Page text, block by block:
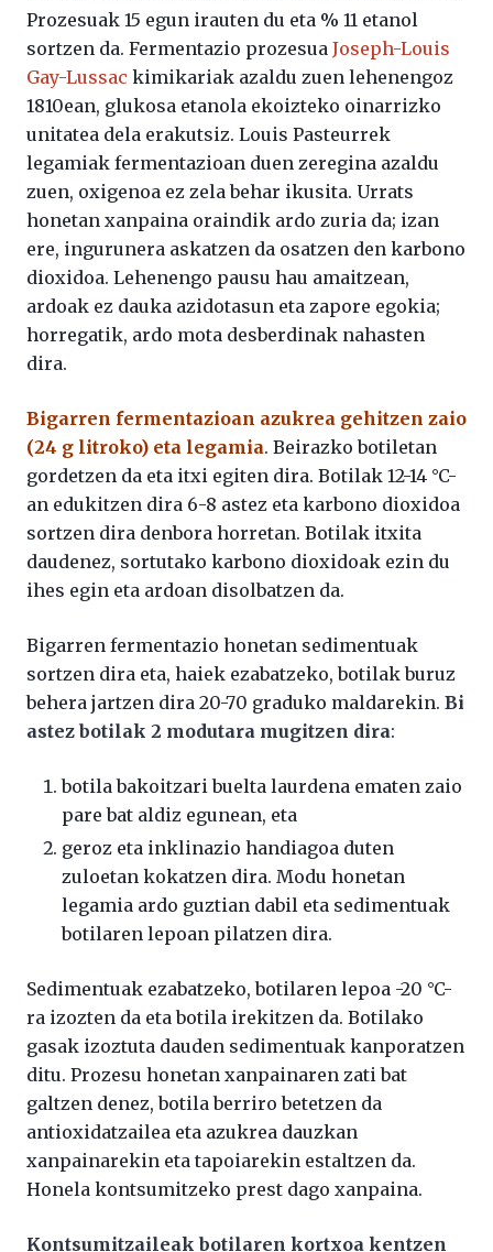
Prozesuak 15 egun irauten du eta % 11 etanol
sortzen da. Fermentazio prozesua Joseph-Louis
Gay-Lussac kimikariak azaldu zuen lehenengoz
1810ean, glukosa etanola ekoizteko oinarrizko
unitatea dela erakutsiz. Louis Pasteurrek
legamiak fermentazioan duen zeregina azaldu
zuen, oxigenoa ez zela behar ikusita. Urrats
honetan xanpaina oraindik ardo zuria da; izan
ere, ingurunera askatzen da osatzen den karbono
dioxidoa. Lehenengo pausu hau amaitzean,
ardoak ez dauka azidotasun eta zapore egokia;
horregatik, ardo mota desberdinak nahasten
dira.
Bigarren fermentazioan azukrea gehitzen zaio
(24 g litroko) eta legamia. Beirazko botiletan
gordetzen da eta itxi egiten dira. Botilak 12-14 °C-
an edukitzen dira 6-8 astez eta karbono dioxidoa
sortzen dira denbora horretan. Botilak itxita
daudenez, sortutako karbono dioxidoak ezin du
ihes egin eta ardoan disolbatzen da.
Bigarren fermentazio honetan sedimentuak
sortzen dira eta, haiek ezabatzeko, botilak buruz
behera jartzen dira 20-70 graduko maldarekin. Bi
astez botilak 2 modutara mugitzen dira:
botila bakoitzari buelta laurdena ematen zaio
pare bat aldiz egunean, eta
geroz eta inklinazio handiagoa duten
zuloetan kokatzen dira. Modu honetan
legamia ardo guztian dabil eta sedimentuak
botilaren lepoan pilatzen dira.
Sedimentuak ezabatzeko, botilaren lepoa -20 °C-
ra izozten da eta botila irekitzen da. Botilako
gasak izoztuta dauden sedimentuak kanporatzen
ditu. Prozesu honetan xanpainaren zati bat
galtzen denez, botila berriro betetzen da
antioxidatzailea eta azukrea dauzkan
xanpainarekin eta tapoiarekin estaltzen da.
Honela kontsumitzeko prest dago xanpaina.
Kontsumitzaileak botilaren kortxoa kentzen